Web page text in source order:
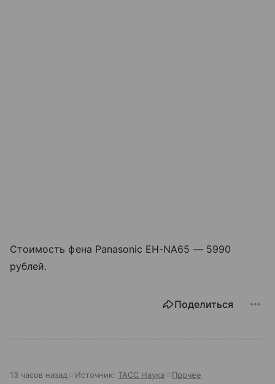
Стоимость фена Panasonic EH-NA65 — 5990
рублей.
Поделиться
13 часов назад Источник: ТАСС Наука Прочее